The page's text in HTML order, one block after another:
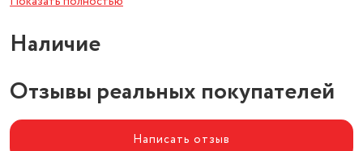
Защита от перегрева
Электрический камин
да
Работа от сети
Наличие
Отзывы реальных покупателей
Написать отзыв